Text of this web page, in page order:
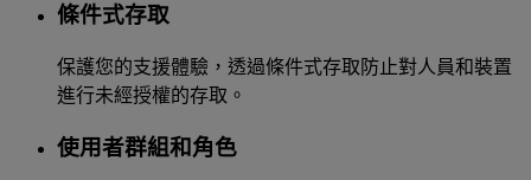
條件式存取
保護您的支援體驗，透過條件式存取防止對人員和裝置
進行未經授權的存取。
使用者群組和角色